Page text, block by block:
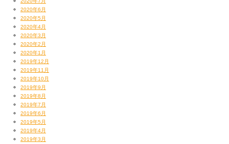
2020年6月
2020年5月
2020年4月
2020年3月
2020年2月
2020年1月
2019年12月
2019年11月
2019年10月
2019年9月
2019年8月
2019年7月
2019年6月
2019年5月
2019年4月
2019年3月